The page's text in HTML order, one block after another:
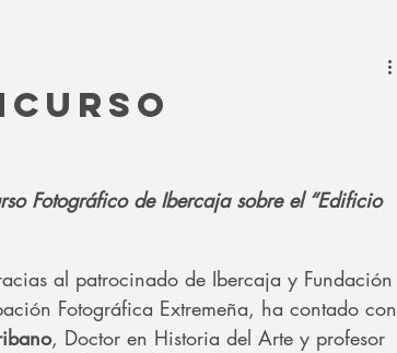
Fotográfico de Ibercaja sobre el “Edificio
al patrocinado de Ibercaja y Fundación
Fotográfica Extremeña, ha contado con
, Doctor en Historia del Arte y profesor